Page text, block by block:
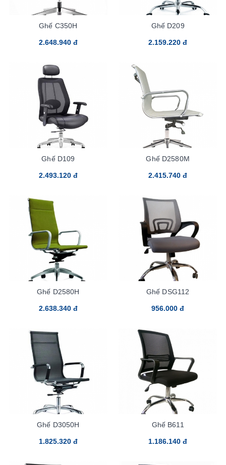
Ghế C350H
2.648.940 đ
Ghế D209
2.159.220 đ
Ghế D109
2.493.120 đ
Ghế D2580M
2.415.740 đ
Ghế D2580H
2.638.340 đ
Ghế DSG112
956.000 đ
Ghế D3050H
1.825.320 đ
Ghế B611
1.186.140 đ